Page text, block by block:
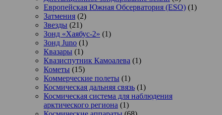
Европейская Южная Обсерватория (ESO) (1)
Затмения (2)
Звезды (21)
Зонд «Хаябус-2» (1)
Зонд Juno (1)
Квазары (1)
Квазиспутник Камоалева (1)
Кометы (15)
Коммерческие полеты (1)
Космическая дальняя связь (1)
Космическая система для наблюдения
арктического региона (1)